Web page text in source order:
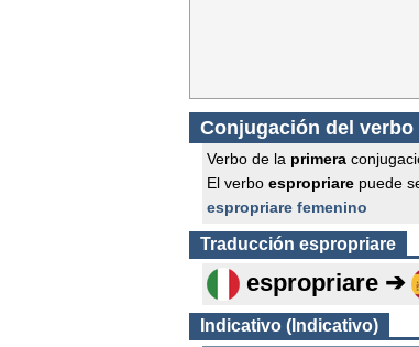
Conjugación del
Verbo de la primera
El verbo espropriare puede
espropriare femenino
Traducción espropriare
espropriare ➔
Indicativo (Indicativo)